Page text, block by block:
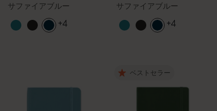
サファイアブルー
+4
サファイアブルー
+4
ベストセラー